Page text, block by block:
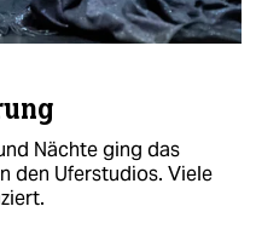
Nächte ging das
den Uferstudios. Viele